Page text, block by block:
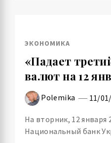
ЭКОНОМИКА
«Падает
валют на 12
Polemika 11/
На вторник, 12 января
Национальный банк